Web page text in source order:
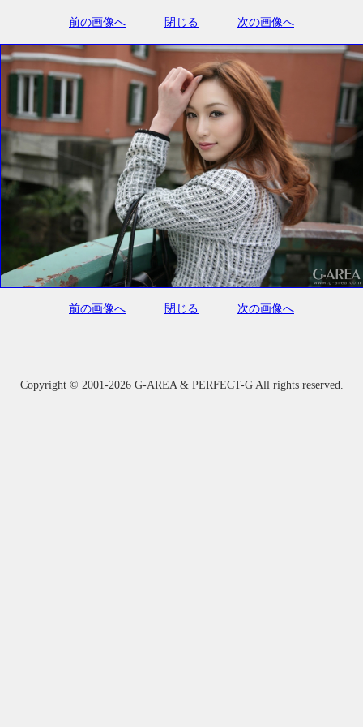
前の画像へ 閉じる 次の画像へ
前の画像へ 閉じる 次の画像へ
Copyright © 2001-2026 G-AREA & PERFECT-G All rights reserved.